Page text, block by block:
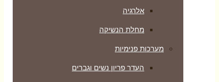
אלרגיה
מחלת הנשיקה
מערכות פנימיות
העדר פריון נשים וגברים